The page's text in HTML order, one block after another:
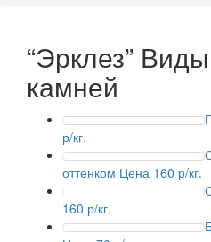
“Эрклез”
камней
р/кг.
оттенком Цена 160 р/кг.
160 р/кг.